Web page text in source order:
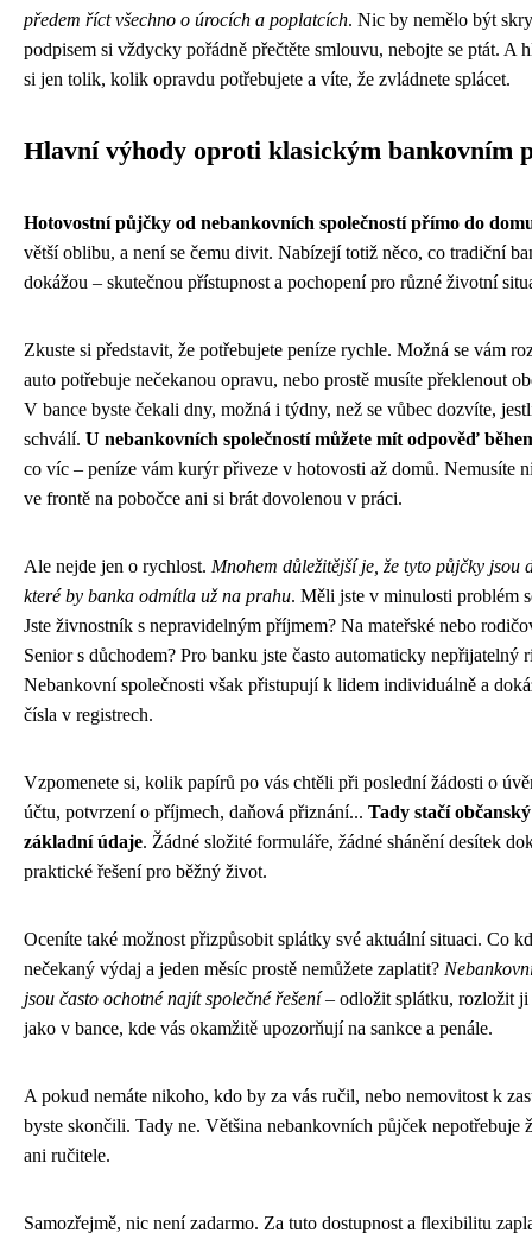
předem říct všechno o úrocích a poplatcích. Nic by nemělo být
podpisem si vždycky pořádně přečtěte smlouvu, nebojte se ptát. A
si jen tolik, kolik opravdu potřebujete a víte, že zvládnete splácet.
Hlavní výhody oproti klasickým bankovním
Hotovostní půjčky od nebankovních společností přímo do
větší oblibu, a není se čemu divit. Nabízejí totiž něco, co tradiční
dokážou – skutečnou přístupnost a pochopení pro různé životní
Zkuste si představit, že potřebujete peníze rychle. Možná se vám
auto potřebuje nečekanou opravu, nebo prostě musíte překlenout
V bance byste čekali dny, možná i týdny, než se vůbec dozvíte,
schválí. U nebankovních společností můžete mít odpověď
co víc – peníze vám kurýr přiveze v hotovosti až domů. Nemusíte
ve frontě na pobočce ani si brát dovolenou v práci.
Ale nejde jen o rychlost. Mnohem důležitější je, že tyto půjčky jsou
které by banka odmítla už na prahu. Měli jste v minulosti problém
Jste živnostník s nepravidelným příjmem? Na mateřské nebo
Senior s důchodem? Pro banku jste často automaticky nepřijatelný
Nebankovní společnosti však přistupují k lidem individuálně a
čísla v registrech.
Vzpomenete si, kolik papírů po vás chtěli při poslední žádosti o
účtu, potvrzení o příjmech, daňová přiznání... Tady stačí
základní údaje. Žádné složité formuláře, žádné shánění desítek
praktické řešení pro běžný život.
Oceníte také možnost přizpůsobit splátky své aktuální situaci. Co
nečekaný výdaj a jeden měsíc prostě nemůžete zaplatit?
jsou často ochotné najít společné řešení– odložit splátku, rozložit
jako v bance, kde vás okamžitě upozorňují na sankce a penále.
A pokud nemáte nikoho, kdo by za vás ručil, nebo nemovitost k
byste skončili. Tady ne. Většina nebankovních půjček nepotřebuje
ani ručitele.
Samozřejmě, nic není zadarmo. Za tuto dostupnost a flexibilitu